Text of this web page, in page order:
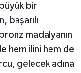
bir
başarılı
madalyanın
hem ilini hem de
gelecek adına